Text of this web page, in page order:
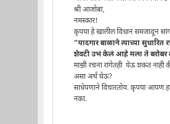
श्री आजोबा,
नमस्कार!
कृपया हे खालील विधान समजावून
"यादगार बाळाने त्याच्या
शेवटी उभं केलं आहे मला ते बरोबर
माझी रचना रांगेतही येऊ शकत नाही
असा अर्थ घेऊ?
साधेपणाने विचारतोय. कृपया आपण हा
नका.